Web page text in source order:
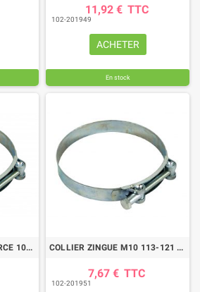
11,92 € TTC
102-201949
ACHETER
En stock
COLLIER ZINGUE RENFORCE 104/112 COLLIER ZINGUE M10 113-121 LARGEUR BANDE 30 MM
7,67 € TTC
102-201951